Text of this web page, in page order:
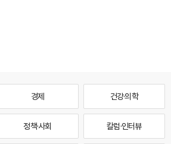
경제 건강·의학
정책·사회 칼럼·인터뷰